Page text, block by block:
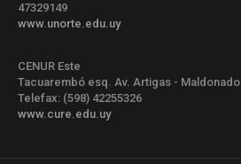
47329149
www.unorte.edu.uy
CENUR Este
Tacuarembó esq. Av. Artigas - Maldonado
Telefax: (598) 42255326
www.cure.edu.uy